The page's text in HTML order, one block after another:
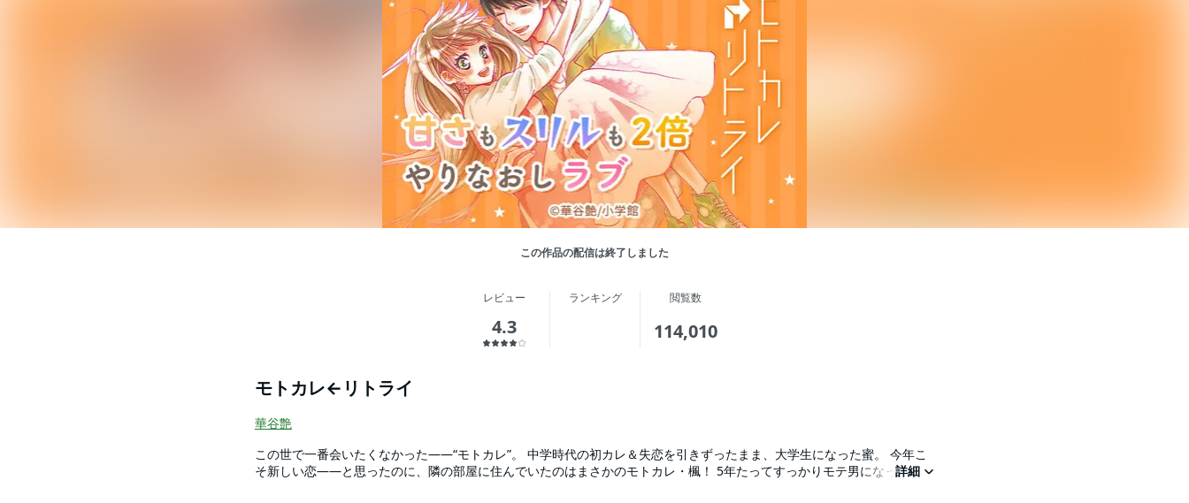
この作品の配信は終了しました
レビュー ランキング 閲覧数
4.3 114,010
モトカレ←リトライ
華谷艶
この世で一番会いたくなかった――“モトカレ”。 中学時代の初カレ＆失恋を引きずったまま、大学生になった蜜。 今年こ
そ新しい恋――と思ったのに、隣の部屋に住んでいたのはまさかのモトカレ・楓！ 5年たってすっかりモテ男になってるけ
詳細